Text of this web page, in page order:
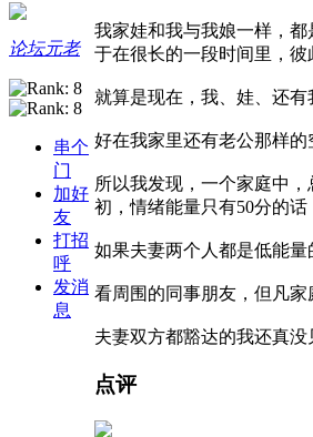
论坛元老
串个
门
加好
友
打招
呼
发消
息
我家娃和我与我娘一样，
于在很长的一段时间里，彼
就算是现在，我、娃、还
好在我家里还有老公那样
所以我发现，一个家庭中
初，情绪能量只有50分的
如果夫妻两个人都是低能
看周围的同事朋友，但凡
夫妻双方都豁达的我还真
点评